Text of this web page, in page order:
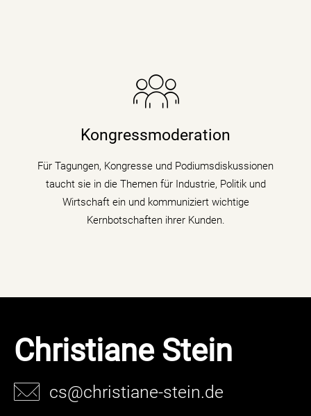
Kongressmoderation
Für Tagungen, Kongresse und Podiumsdiskussionen
taucht sie in die Themen für Industrie, Politik und
Wirtschaft ein und kommuniziert wichtige
Kernbotschaften ihrer Kunden.
Die Nachrichenjournalistin eröffnet Vorständen,
Ministern und Wirtschaftsgrößen die Bühne auf
Kongressen und Fachtagungen und füllt
Podiumsdiskussionen und Talks mit Kompetenz,
Charme und Lebendigkeit.
mehr erfahren
Christiane Stein
cs@christiane-stein.de